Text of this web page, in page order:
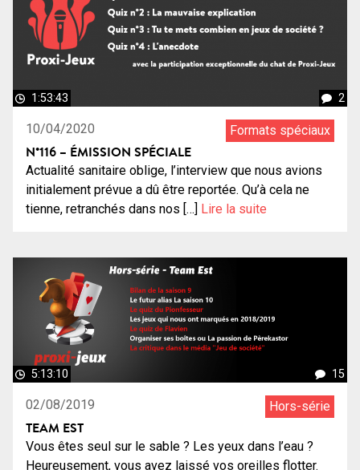
1:53:43 2
10/04/2020 Formats spéciaux
N°116 – ÉMISSION SPÉCIALE
Actualité sanitaire oblige, l’interview que nous avions
initialement prévue a dû être reportée. Qu’à cela ne
tienne, retranchés dans nos […] Lire la suite
5:13:10 15
02/08/2019 Hors-série
TEAM EST
Vous êtes seul sur le sable ? Les yeux dans l’eau ?
Heureusement, vous avez laissé vos oreilles flotter.